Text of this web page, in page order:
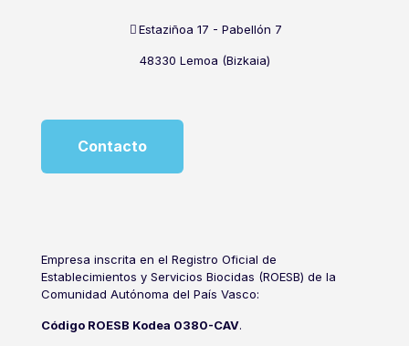
Estaziñoa 17 - Pabellón 7
48330 Lemoa (Bizkaia)
Contacto
Empresa inscrita en el Registro Oficial de
Establecimientos y Servicios Biocidas (ROESB) de la
Comunidad Autónoma del País Vasco:
Código ROESB Kodea 0380-CAV.